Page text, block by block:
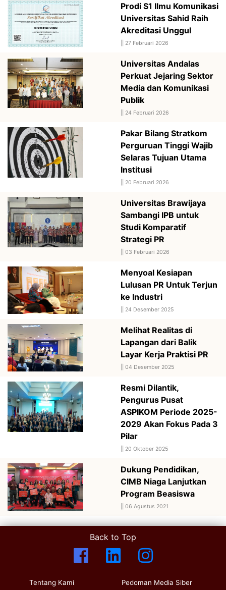
Prodi S1 Ilmu Komunikasi
Universitas Sahid Raih
Akreditasi Unggul
27 Februari 2026
Universitas Andalas
Perkuat Jejaring Sektor
Media dan Komunikasi
Publik
24 Februari 2026
Pakar Bilang Stratkom
Perguruan Tinggi Wajib
Selaras Tujuan Utama
Institusi
20 Februari 2026
Universitas Brawijaya
Sambangi IPB untuk
Studi Komparatif
Strategi PR
03 Februari 2026
Menyoal Kesiapan
Lulusan PR Untuk Terjun
ke Industri
24 Desember 2025
Melihat Realitas di
Lapangan dari Balik
Layar Kerja Praktisi PR
04 Desember 2025
Resmi Dilantik,
Pengurus Pusat
ASPIKOM Periode 2025-
2029 Akan Fokus Pada 3
Pilar
20 Oktober 2025
Dukung Pendidikan,
CIMB Niaga Lanjutkan
Program Beasiswa
06 Agustus 2021
Back to Top
Tentang Kami Pedoman Media Siber